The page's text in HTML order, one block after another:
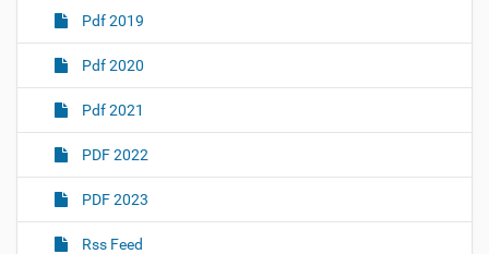
Pdf 2019
Pdf 2020
Pdf 2021
PDF 2022
PDF 2023
Rss Feed